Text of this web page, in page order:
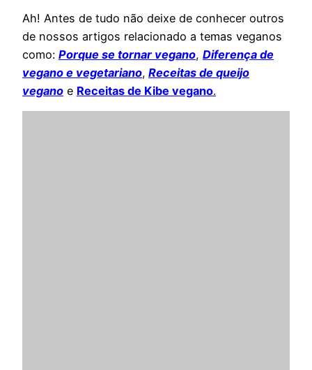
Ah! Antes de tudo não deixe de conhecer outros
de nossos artigos relacionado a temas veganos
como: Porque se tornar vegano, Diferença de
vegano e vegetariano, Receitas de queijo
vegano e Receitas de Kibe vegano.